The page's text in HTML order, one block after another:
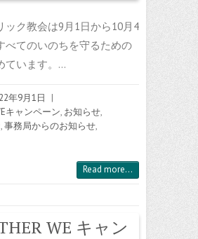
ック教会は9月1日から10月4
べてのいのちを守るための
ています。…
年9月1日
|
キャンペーン, お知らせ,
,事務局からのお知らせ,
Read more...
WE キャン